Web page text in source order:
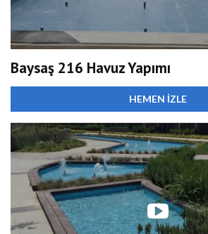
Baysaş 216 Havuz Yapımı
HEMEN İZLE